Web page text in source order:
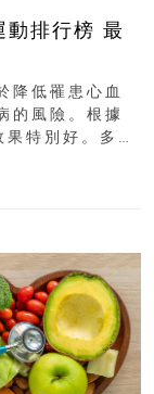
排行榜 最
降低罹患心血
的風險。根據
特別好。多做